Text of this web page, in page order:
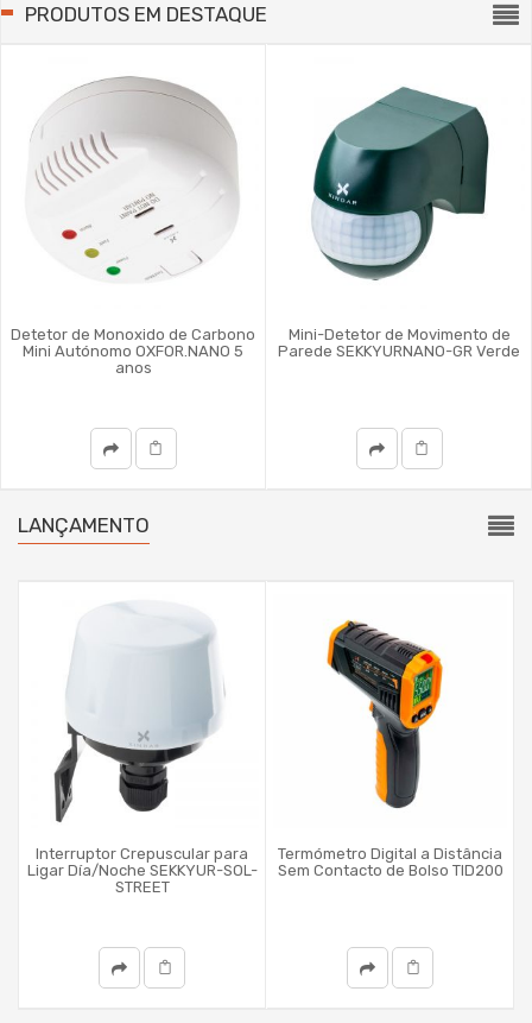
PRODUTOS EM DESTAQUE
Detetor de Monoxido de Carbono
Mini Autónomo OXFOR.NANO 5
anos
Mini-Detetor de Movimento de
Parede SEKKYURNANO-GR Verde
LANÇAMENTO
Interruptor Crepuscular para
Ligar Día/Noche SEKKYUR-SOL-
STREET
Termómetro Digital a Distância
Sem Contacto de Bolso TID200